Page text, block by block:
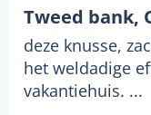
Tweed bank,
deze knusse,
het weldadige
vakantiehuis. ...